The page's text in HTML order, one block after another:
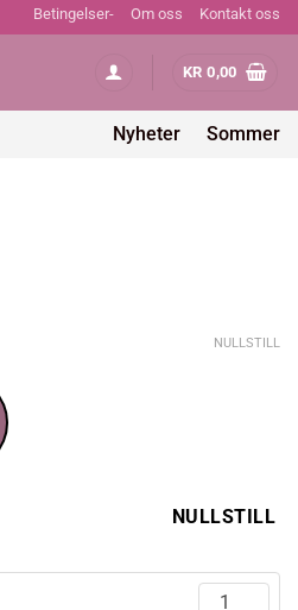
Betingelser- Om oss Kontakt oss
KR 0,00
Nyheter Sommer
NULLSTILL
NULLSTILL